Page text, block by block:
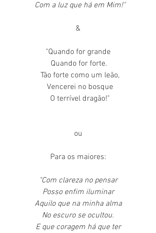
  Com a luz que há em Mim!"
&
"Quando for grande
Quando for forte.
  Tão forte como um leão,
  Vencerei no bosque
  O terrível dragão!"
ou
Para os maiores:
"Com clareza no pensar
Posso enfim iluminar
Aquilo que na minha alma
No escuro se ocultou.
E que coragem há que ter